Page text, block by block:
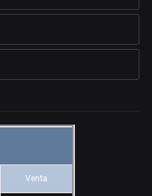
Venta